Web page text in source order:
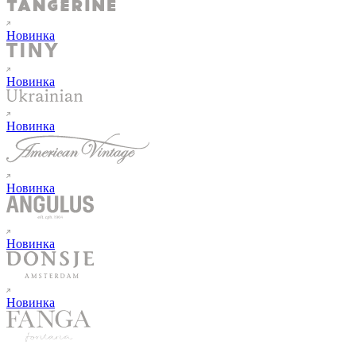
Новинка
Новинка
Новинка
Новинка
Новинка
Новинка